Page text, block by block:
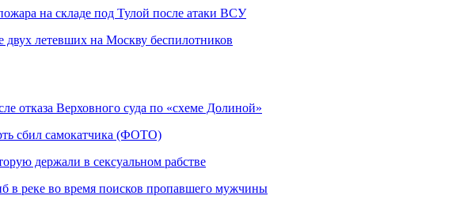
на складе под Тулой после атаки ВСУ
летевших на Москву беспилотников
отказа Верховного суда по «схеме Долиной»
сбил самокатчика (ФОТО)
держали в сексуальном рабстве
в реке во время поисков пропавшего мужчины